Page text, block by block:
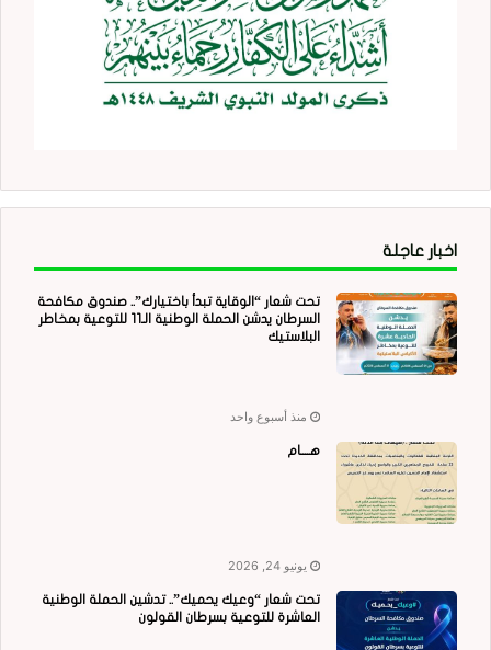
اخبار عاجلة
تحت شعار “الوقاية تبدأ باختيارك”.. صندوق مكافحة
السرطان يدشن الحملة الوطنية الـ11 للتوعية بمخاطر
البلاستيك
منذ أسبوع واحد
هــــام
يونيو 24, 2026
تحت شعار “وعيك يحميك”.. تدشين الحملة الوطنية
العاشرة للتوعية بسرطان القولون